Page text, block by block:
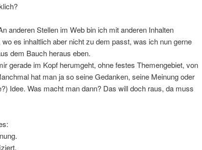
anderen Stellen im Web bin ich mit anderen Inhalten
es inhaltlich aber nicht zu dem passt, was ich nun gerne
dem Bauch heraus eben.
gerade im Kopf herumgeht, ohne festes Themengebiet, von
hat man ja so seine Gedanken, seine Meinung oder
Idee. Was macht man dann? Das will doch raus, da muss